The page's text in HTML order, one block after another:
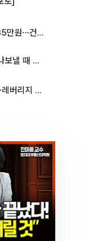
日대기업 여름 보너스 평균 935만원⋯건설회사 1800만 넘어
차인표 "동생 구강암 투병…떠나보낼 때 가장 힘들었다”
“삼성전자 하단 단단해질 것”⋯레버리지 규제에 쏠림 완화 [찐코노미]